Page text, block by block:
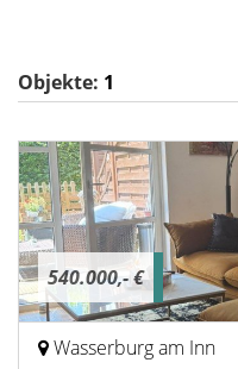
Objekte: 1
540.000,- €
Wasserburg am Inn